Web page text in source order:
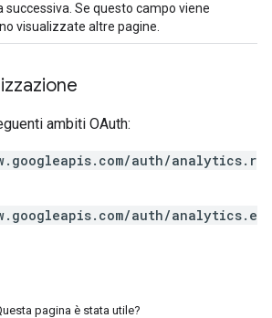
successiva. Se questo campo viene
visualizzate altre pagine.
ambiti OAuth:
auth/analytics.r
auth/analytics.e
pagina è stata utile?